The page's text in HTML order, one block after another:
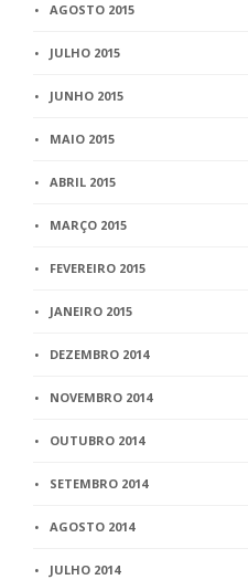
AGOSTO 2015
JULHO 2015
JUNHO 2015
MAIO 2015
ABRIL 2015
MARÇO 2015
FEVEREIRO 2015
JANEIRO 2015
DEZEMBRO 2014
NOVEMBRO 2014
OUTUBRO 2014
SETEMBRO 2014
AGOSTO 2014
JULHO 2014